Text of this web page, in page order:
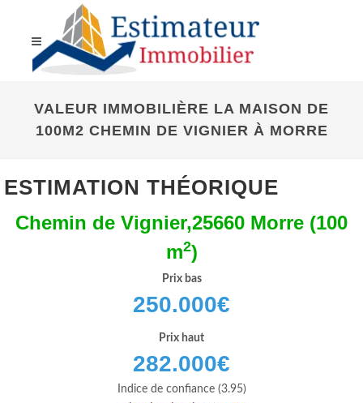
VALEUR IMMOBILIÈRE LA MAISON DE
100M2 CHEMIN DE VIGNIER À MORRE
ESTIMATION THÉORIQUE
Chemin de Vignier,25660 Morre (100
m2)
Prix bas
250.000€
Prix haut
282.000€
Indice de confiance (3.95)